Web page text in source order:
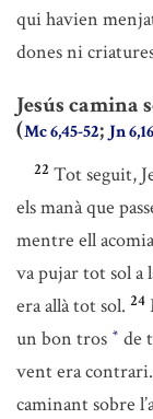
qui havien
dones ni
Jesús camina
(Mc 6,45-52; Jn
22 Tot seguit,
els manà que
mentre ell
va pujar tot sol a
era allà tot sol. 24
un bon tros * de
vent era contrari.
caminant sobre